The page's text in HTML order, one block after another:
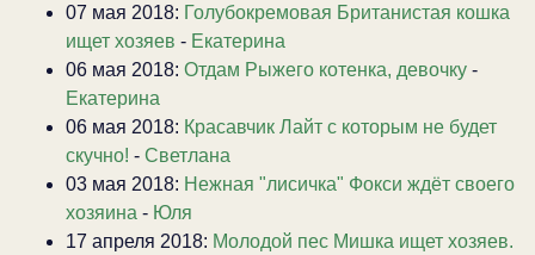
07 мая 2018: Голубокремовая Британистая кошка
ищет хозяев - Екатерина
06 мая 2018: Отдам Рыжего котенка, девочку -
Екатерина
06 мая 2018: Красавчик Лайт с которым не будет
скучно! - Светлана
03 мая 2018: Нежная "лисичка" Фокси ждёт своего
хозяина - Юля
17 апреля 2018: Молодой пес Мишка ищет хозяев.